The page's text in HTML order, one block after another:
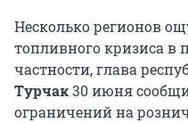
Несколько регионов
топливного кризиса в
частности, глава
Турчак30 июня
ограничений на